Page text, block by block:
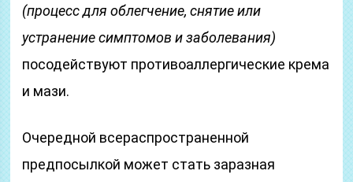
(процесс для облегчение, снятие или
устранение симптомов и заболевания)
посодействуют противоаллергические крема
и мази.
Очередной всераспространенной
предпосылкой может стать заразная